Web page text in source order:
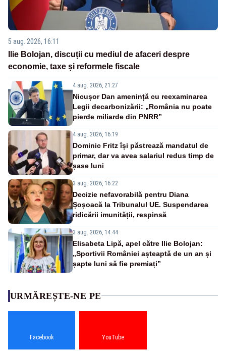
5 aug. 2026, 16:11
Ilie Bolojan, discuții cu mediul de afaceri despre
economie, taxe și reformele fiscale
4 aug. 2026, 21:27
Nicușor Dan amenință cu reexaminarea
Legii decarbonizării: „România nu poate
pierde miliarde din PNRR”
4 aug. 2026, 16:19
Dominic Fritz își păstrează mandatul de
primar, dar va avea salariul redus timp de
șase luni
3 aug. 2026, 16:22
Decizie nefavorabilă pentru Diana
Șoșoacă la Tribunalul UE. Suspendarea
ridicării imunității, respinsă
3 aug. 2026, 14:44
Elisabeta Lipă, apel către Ilie Bolojan:
„Sportivii României așteaptă de un an și
șapte luni să fie premiați”
URMĂREȘTE-NE PE
Facebook YouTube